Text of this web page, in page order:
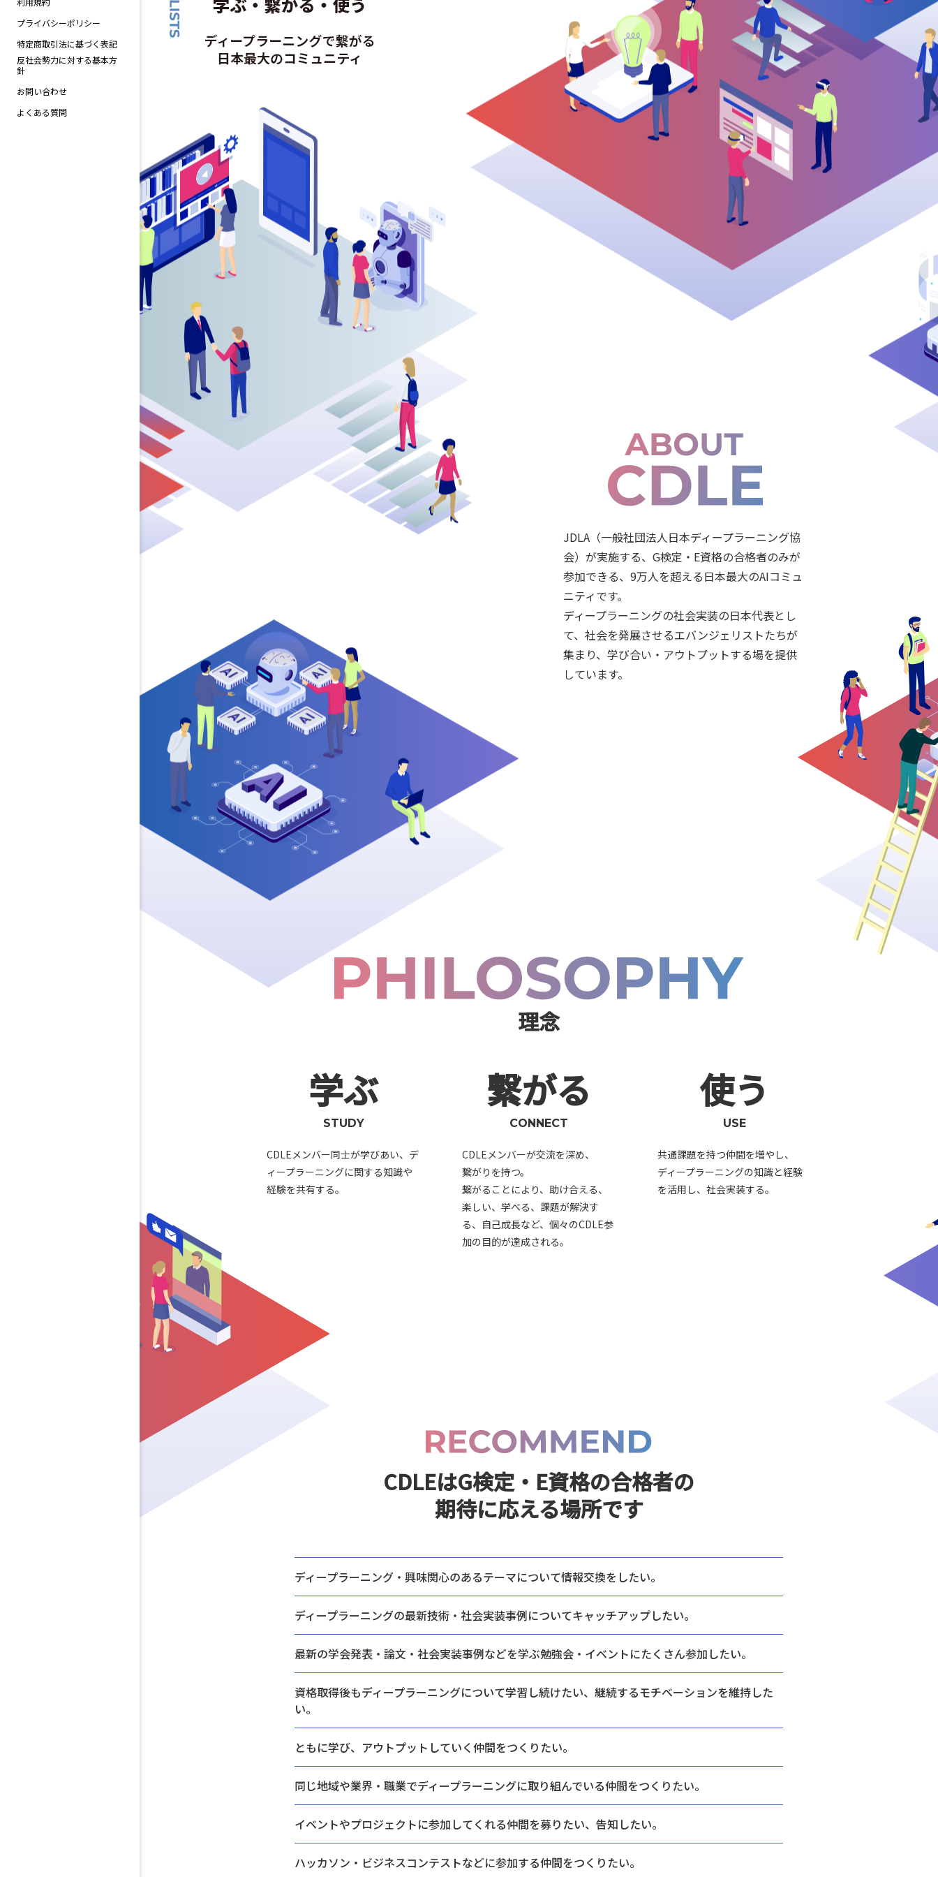
利用規約
プライバシーポリシー
特定商取引法に基づく表記
反社会勢力に対する基本方
針
お問い合わせ
よくある質問
JDLA（一般社団法人日本ディープラーニング協
会）が実施する、G検定・E資格の合格者のみが
参加できる、9万人を超える日本最大のAIコミュ
ニティです。
ディープラーニングの社会実装の日本代表とし
て、社会を発展させるエバンジェリストたちが
集まり、学び合い・アウトプットする場を提供
しています。
理念
学ぶ
STUDY
CDLEメンバー同士が学びあい、デ
ィープラーニングに関する知識や
経験を共有する。
繋がる
CONNECT
CDLEメンバーが交流を深め、
繋がりを持つ。
繋がることにより、助け合える、
楽しい、学べる、課題が解決す
る、自己成長など、個々のCDLE参
加の目的が達成される。
使う
USE
共通課題を持つ仲間を増やし、
ディープラーニングの知識と経験
を活用し、社会実装する。
CDLEはG検定・E資格の合格者の
期待に応える場所です
ディープラーニング・興味関心のあるテーマについて情報交換をしたい。
ディープラーニングの最新技術・ 社会実装事例についてキャッチアップしたい。
最新の学会発表・論文・社会実装事例などを学ぶ勉強会・ イベントにたくさん参加したい。
資格取得後もディープラーニングについて学習し続けたい、 継続するモチベーションを維持した
い。
ともに学び、 アウトプットしていく仲間をつくりたい。
同じ地域や業界・職業でディープラーニングに取り組んでいる仲間をつくりたい。
イベントやプロジェクトに参加してくれる仲間を募りたい、告知したい。
ハッカソン・ビジネスコンテストなどに参加する仲間をつくりたい。